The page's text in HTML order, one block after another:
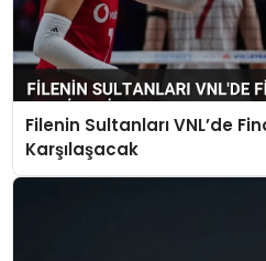
Filenin Sultanları VNL’de
Karşılaşacak